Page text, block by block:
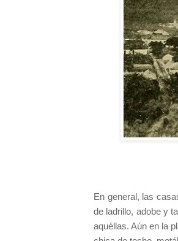
En general, las
de ladrillo, adobe y
aquéllas. Aún en la